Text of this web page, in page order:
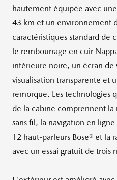
hautement équipée avec
43 km et un environnement
caractéristiques standard de
le rembourrage en cuir
intérieure noire, un écran de
visualisation transparente et
remorque. Les technologies
de la cabine comprennent la
sans fil, la navigation en
12 haut-parleurs Bose® et la
avec un essai gratuit de trois